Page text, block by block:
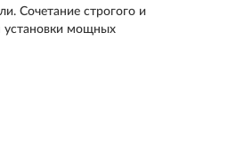
Сочетание строгого и
установки мощных